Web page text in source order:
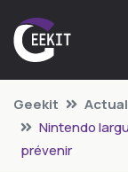
Geekit
Nintendo
prévenir